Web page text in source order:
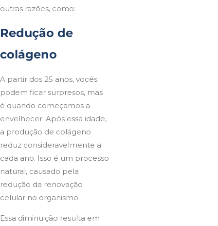
outras razões, como:
Redução de
colágeno
A partir dos 25 anos, vocês
podem ficar surpresos, mas
é quando começamos a
envelhecer. Após essa idade,
a produção de colágeno
reduz consideravelmente a
cada ano. Isso é um processo
natural, causado pela
redução da renovação
celular no organismo.
Essa diminuição resulta em